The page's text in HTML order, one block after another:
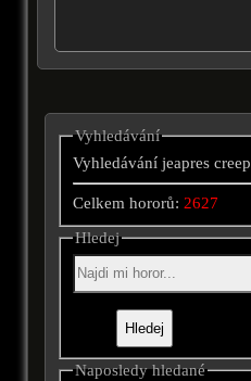
Vyhledávání
Vyhledávání jeapres
Celkem hororů:2627
Hledej
Naposledy hledané